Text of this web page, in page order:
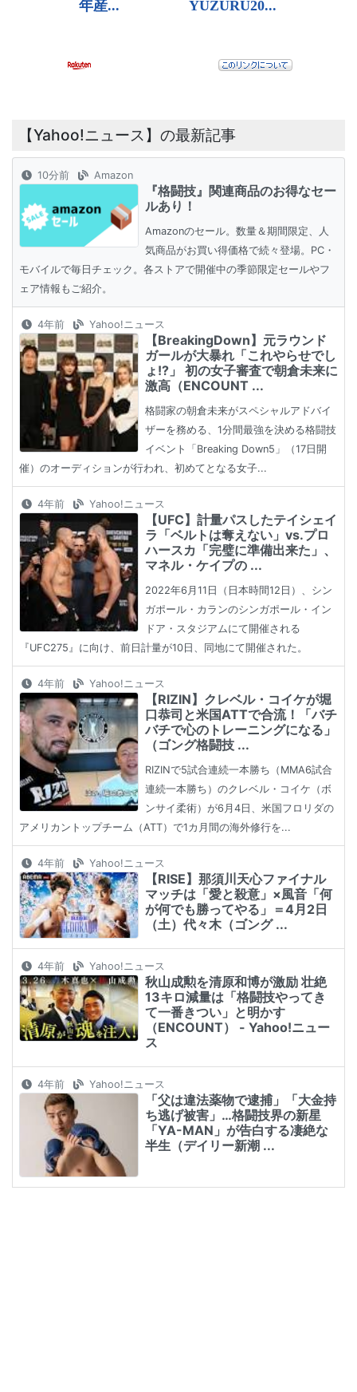
【Yahoo!ニュース】の最新記事
10分前 Amazon
『格闘技』関連商品のお得なセー
ルあり！
Amazonのセール。数量＆期間限定、人
気商品がお買い得価格で続々登場。PC・
モバイルで毎日チェック。各ストアで開催中の季節限定セールやフ
ェア情報もご紹介。
4年前 Yahoo!ニュース
【BreakingDown】元ラウンド
ガールが大暴れ「これやらせでし
ょ!?」 初の女子審査で朝倉未来に
激高（ENCOUNT ...
格闘家の朝倉未来がスペシャルアドバイ
ザーを務める、1分間最強を決める格闘技
イベント「Breaking Down5」（17日開
催）のオーディションが行われ、初めてとなる女子...
4年前 Yahoo!ニュース
【UFC】計量パスしたテイシェイ
ラ「ベルトは奪えない」vs.プロ
ハースカ「完璧に準備出来た」、
マネル・ケイプの ...
2022年6月11日（日本時間12日）、シン
ガポール・カランのシンガポール・イン
ドア・スタジアムにて開催される
『UFC275』に向け、前日計量が10日、同地にて開催された。
4年前 Yahoo!ニュース
【RIZIN】クレベル・コイケが堀
口恭司と米国ATTで合流！「バチ
バチで心のトレーニングになる」
（ゴング格闘技 ...
RIZINで5試合連続一本勝ち（MMA6試合
連続一本勝ち）のクレベル・コイケ（ボ
ンサイ柔術）が6月4日、米国フロリダの
アメリカントップチーム（ATT）で1カ月間の海外修行を...
4年前 Yahoo!ニュース
【RISE】那須川天心ファイナル
マッチは「愛と殺意」×風音「何
が何でも勝ってやる」＝4月2日
（土）代々木（ゴング ...
4年前 Yahoo!ニュース
秋山成勲を清原和博が激励 壮絶
13キロ減量は「格闘技やってき
て一番きつい」と明かす
（ENCOUNT） - Yahoo!ニュー
ス
4年前 Yahoo!ニュース
「父は違法薬物で逮捕」「大金持
ち逃げ被害」…格闘技界の新星
「YA-MAN」が告白する凄絶な
半生（デイリー新潮 ...